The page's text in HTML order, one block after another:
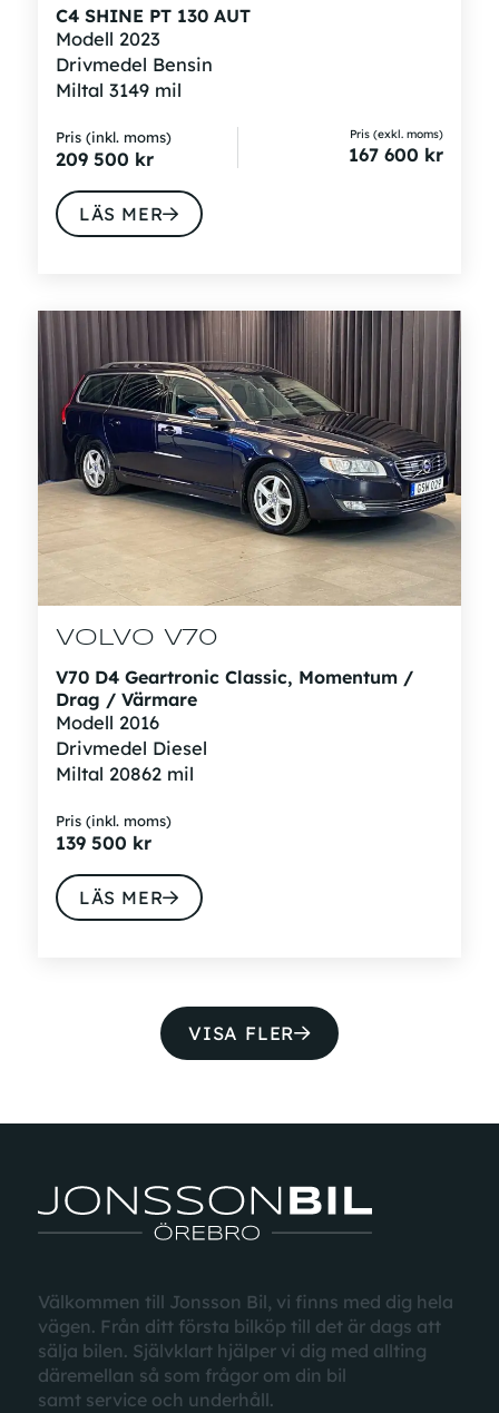
C4 SHINE PT 130 AUT
Modell 2023
Drivmedel Bensin
Miltal 3149 mil
Pris (inkl. moms)
209 500 kr
Pris (exkl. moms)
167 600 kr
LÄS MER
VOLVO V70
V70 D4 Geartronic Classic, Momentum /
Drag / Värmare
Modell 2016
Drivmedel Diesel
Miltal 20862 mil
Pris (inkl. moms)
139 500 kr
LÄS MER
VISA FLER
Välkommen till Jonsson Bil, vi finns med dig hela
vägen. Från ditt första bilköp till det är dags att
sälja bilen. Självklart hjälper vi dig med allting
däremellan så som frågorom din bil
samt serviceoch underhåll.